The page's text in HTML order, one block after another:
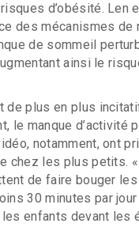
d’obésité.
des mécanismes de
de sommeil
ainsi le
de plus en plus
le manque d’activité
notamment, ont
chez les plus petits.
de faire bouger
30 minutes par
enfants devant les